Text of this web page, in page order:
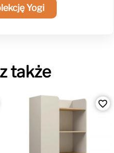
Yogi
także
favorite_border